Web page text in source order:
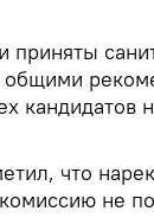
приняты
общими
кандидатов
что
не